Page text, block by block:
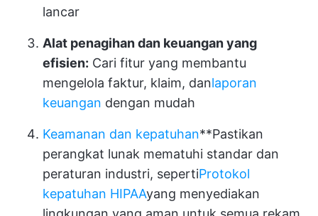
lancar
Alat penagihan dan keuangan yang
efisien: Cari fitur yang membantu
mengelola faktur, klaim, danlaporan
keuangan dengan mudah
Keamanan dan kepatuhan**Pastikan
perangkat lunak mematuhi standar dan
peraturan industri, sepertiProtokol
kepatuhan HIPAAyang menyediakan